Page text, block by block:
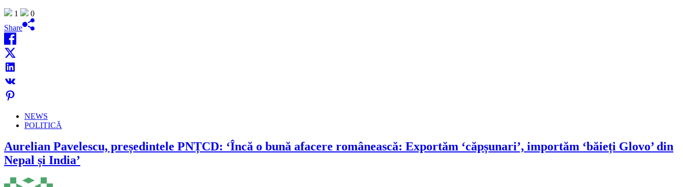
1
0
Share
NEWS
POLITICĂ
Aurelian Pavelescu, președintele PNȚCD: ‘Încă o bună afacere românească: Exportăm ‘căpșunari’, importăm ‘băieți Glovo’ din
Nepal și India’